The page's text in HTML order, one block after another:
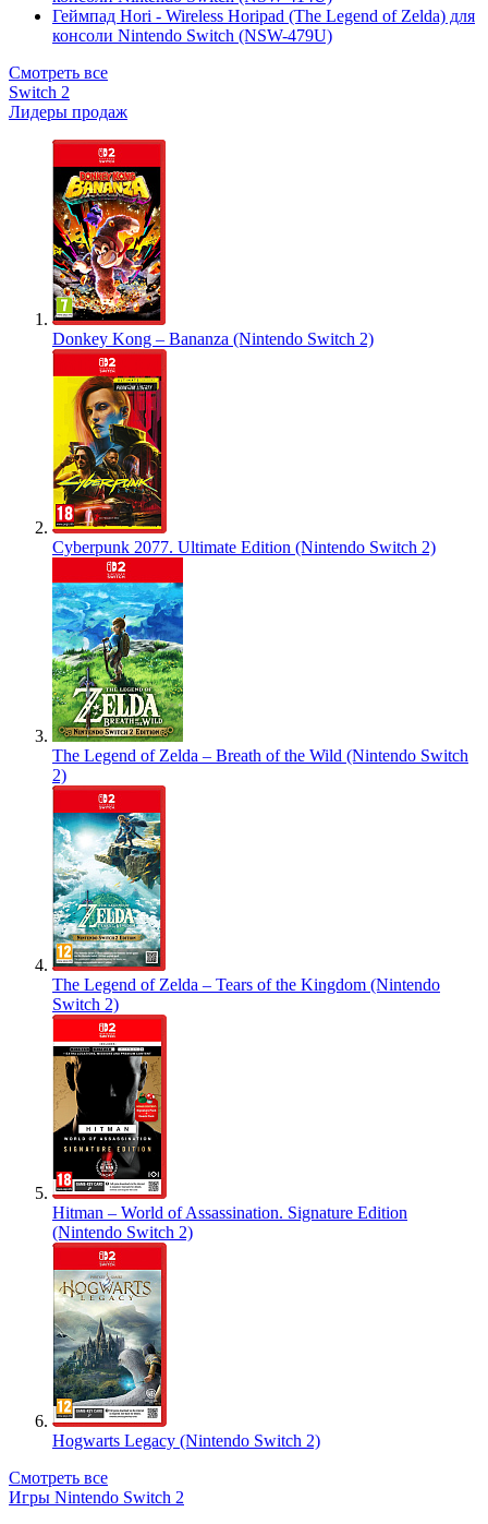
Геймпад Hori - Wireless Horipad (The Legend of Zelda) для
консоли Nintendo Switch (NSW-479U)
Смотреть все
Switch 2
Лидеры продаж
Donkey Kong – Bananza (Nintendo Switch 2)
Cyberpunk 2077. Ultimate Edition (Nintendo Switch 2)
The Legend of Zelda – Breath of the Wild (Nintendo Switch
2)
The Legend of Zelda – Tears of the Kingdom (Nintendo
Switch 2)
Hitman – World of Assassination. Signature Edition
(Nintendo Switch 2)
Hogwarts Legacy (Nintendo Switch 2)
Смотреть все
Игры Nintendo Switch 2